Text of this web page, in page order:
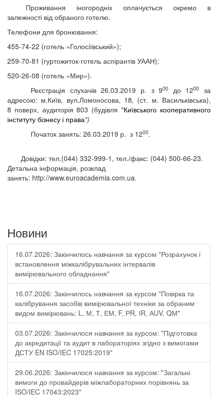
Проживання іногородніх оплачується окремо в
залежності від обраного готелю.
Телефони для бронювання:
455-74-22 (готель «Голосіївський»);
259-70-81 (гуртожиток-готель аспірантів УААН);
520-26-08 (готель «Мир»).
Реєстрація слухачів26.03.2019 р. з 900 до 1200
за
адресою: м.Київ, вул.Ломоносова, 18, (ст. м. Васильківська),
8 поверх, аудиторія 803 (будівля "Київського кооперативного
інституту бізнесу і права")
Початок занять: 26.03.2019 р. з 1200.
Довідки: тел.(044) 332-999-1, тел./факс: (044)500-66-23.
Детальна інформація, розклад
занять: http://www.euroacademia.com.ua.
Новини
16.07.2026: Закінчилось навчання за курсом "Розрахунок і
встановлення міжкалібрувальних інтервалів
вимірювального обладнання"
16.07.2026: Закінчилось навчання за курсом "Повірка та
калібрування засобів вимірювальної техніки за обраним
видом вимірювань: L, М, Т, ЕМ, F, РR, ІR, АUV, QМ"
03.07.2026: Закінчилося навчання за курсом: "Підготовка
до акредитації та аудит в лабораторіях згідно з вимогами
ДСТУ EN ISO/IEC 17025:2019"
29.06.2026: Закінчилося навчання за курсом: "Загальні
вимоги до провайдерів міжлабораторних порівнянь за
ISO/IEC 17043:2023"